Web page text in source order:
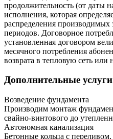
продолжительность (от даты
исполнения, которая
распределения производимых
периодов. Договорное
установленная договором
месячного потребления
возврата в тепловую сеть или
Дополнительные услуги
Возведение фундамента
Производим монтаж
свайно-винтового до
Автономная канализация
Бетонные кольца с